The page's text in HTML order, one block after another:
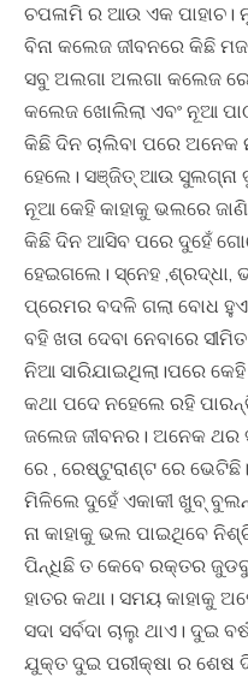
ଚପଳାମି ର ଆଉ ଏକ ପାହାଚ।
ବିନା କଲେଜ ଜୀବନରେ କିଛି
ସବୁ ଅଲଗା ଅଲଗା କଲେଜ
କଲେଜ ଖୋଲିଲା ଏବଂ ନୂଆ
କିଛି ଦିନ ଚାଲିବା ପରେ
ହେଲେ। ସଞ୍ଜିତ୍ ଆଉ ସୁଲଗ୍ନା
ନୂଆ କେହି କାହାକୁ ଭଲରେ
କିଛି ଦିନ ଆସିବ ପରେ ଦୁହେଁ
ହେଇଗଲେ। ସ୍ନେହ ,ଶ୍ରଦ୍ଧା,
ପ୍ରେମର ବଦଳି ଗଲା ବୋଧ ହୁଏ
ବହି ଖତା ଦେବା ନେବାରେ
ନିଆ ସାରିଯାଇଥିଲା।ପରେ କେହି
କଥା ପଦେ ନହେଲେ ରହି
ଜଲେଜ ଜୀବନର। ଅନେକ ଥର
ରେ , ରେଷ୍ଟୁରାଣ୍ଟ ରେ
ମିଳିଲେ ଦୁହେଁ ଏକାକୀ ଖୁବ୍
ନା କାହାକୁ ଭଲ ପାଇଥିବେ
ପିନ୍ଧିଛି ତ କେବେ ରକ୍ତର
ହାତର କଥା। ସମୟ କାହାକୁ
ସଦା ସର୍ବଦା ଚାଲୁ ଥାଏ। ଦୁଇ
ଯୁକ୍ତ ଦୁଇ ପରୀକ୍ଷା ର ଶେଷ